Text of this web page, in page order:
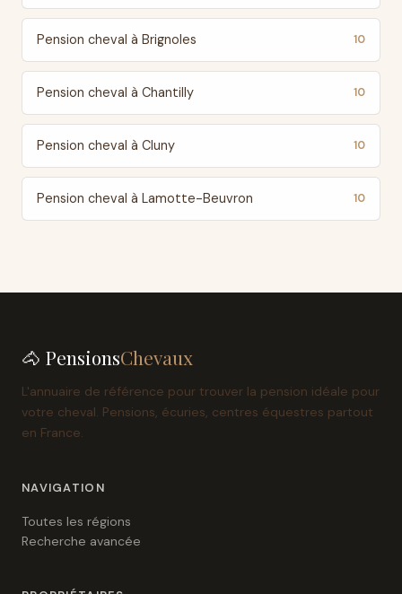
Pension cheval à Brignoles 10
Pension cheval à Chantilly 10
Pension cheval à Cluny 10
Pension cheval à Lamotte-Beuvron 10
🐴 PensionsChevaux
L'annuaire de référence pour trouver la pension idéale pour
votre cheval. Pensions, écuries, centres équestres partout
en France.
NAVIGATION
Toutes les régions
Recherche avancée